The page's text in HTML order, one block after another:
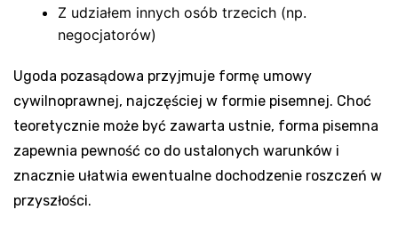
Z udziałem innych osób trzecich (np.
negocjatorów)
Ugoda pozasądowa przyjmuje formę umowy
cywilnoprawnej, najczęściej w formie pisemnej. Choć
teoretycznie może być zawarta ustnie, forma pisemna
zapewnia pewność co do ustalonych warunków i
znacznie ułatwia ewentualne dochodzenie roszczeń w
przyszłości.